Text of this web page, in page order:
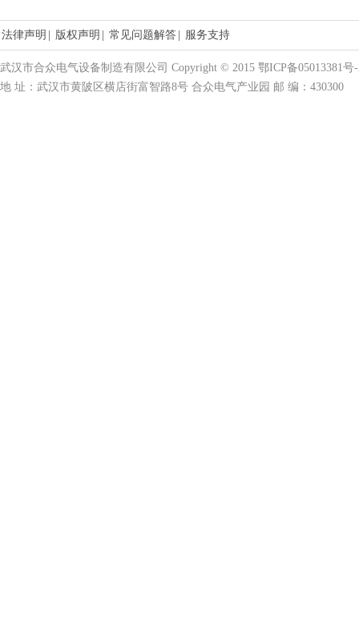
法律声明 版权声明 常见问题解答 服务支持
武汉市合众电气设备制造有限公司 Copyright © 2015 鄂ICP备05013381号
地 址：武汉市黄陂区横店街富智路8号 合众电气产业园 邮 编：430300